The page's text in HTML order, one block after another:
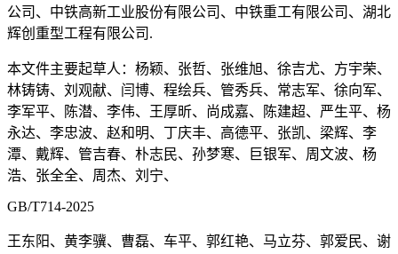
公司、中铁高新工业股份有限公司、中铁重工有限公司、湖北
辉创重型工程有限公司.
本文件主要起草人：杨颖、张哲、张维旭、徐吉尤、方宇荣、
林铸铸、刘观献、闫博、程绘兵、管秀兵、常志军、徐向军、
李军平、陈潜、李伟、王厚昕、尚成嘉、陈建超、严生平、杨
永达、李忠波、赵和明、丁庆丰、高德平、张凯、梁辉、李
潭、戴辉、管吉春、朴志民、孙梦寒、巨银军、周文波、杨
浩、张全全、周杰、刘宁、
GB/T714-2025
王东阳、黄李骥、曹磊、车平、郭红艳、马立芬、郭爱民、谢